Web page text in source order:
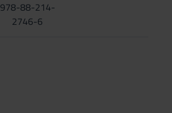
978-88-214-
2746-6